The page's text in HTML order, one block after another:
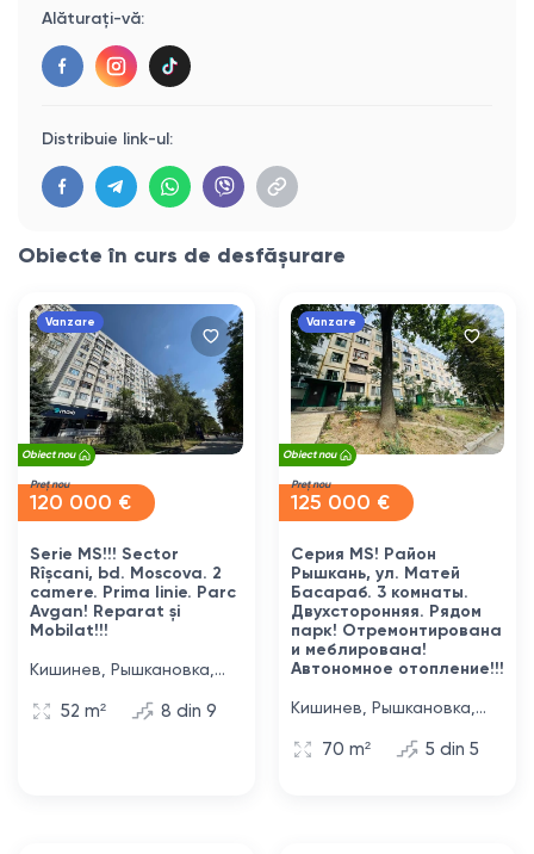
Alăturați-vă:
Distribuie link-ul:
Obiecte în curs de desfășurare
Vanzare
Obiect nou
Preț nou
120 000 €
Serie MS!!! Sector
Rîșcani, bd. Moscova. 2
camere. Prima linie. Parc
Avgan! Reparat și
Mobilat!!!
Кишинев, Рышкановка,
52 m² 8 din 9
Vanzare
Obiect nou
Preț nou
125 000 €
Серия MS! Район
Рышкань, ул. Матей
Басараб. 3 комнаты.
Двухсторонняя. Рядом
парк! Отремонтирована
и меблирована!
Автономное отопление!!!
Кишинев, Рышкановка,
7/3
70 m² 5 din 5